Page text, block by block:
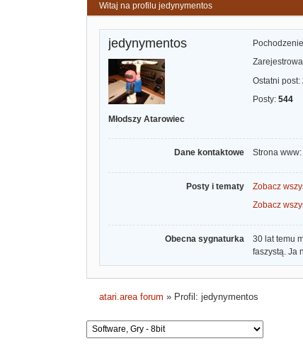
Witaj na profilu jedynymentos
jedynymentos
Młodszy Atarowiec
Ostatni post:
Posty: 544
Dane kontaktowe Strona www:
Posty i tematy
Zobacz
Zobacz
Obecna sygnaturka
30 lat temu
faszystą. Ja
atari.area forum » Profil: jedynymentos